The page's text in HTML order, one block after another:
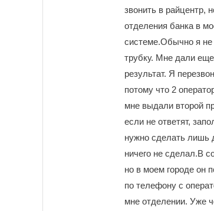
звонить в райцентр,
отделения банка в
системе.Обычно я не
трубку. Мне дали
результат. Я
потому что 2
мне выдали второй
если не ответят,
нужно сделать лишь
ничего не сделал.В
но в моем городе он
по телефону с
мне отделении. Уже